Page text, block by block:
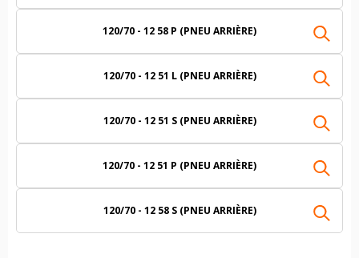
120/70 - 12 58 P (PNEU ARRIÈRE)
120/70 - 12 51 L (PNEU ARRIÈRE)
120/70 - 12 51 S (PNEU ARRIÈRE)
120/70 - 12 51 P (PNEU ARRIÈRE)
120/70 - 12 58 S (PNEU ARRIÈRE)